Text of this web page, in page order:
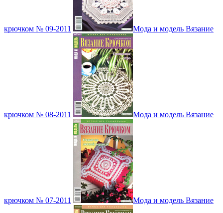
крючком № 09-2011 Мода и модель Вязание
крючком № 08-2011 Мода и модель Вязание
крючком № 07-2011 Мода и модель Вязание